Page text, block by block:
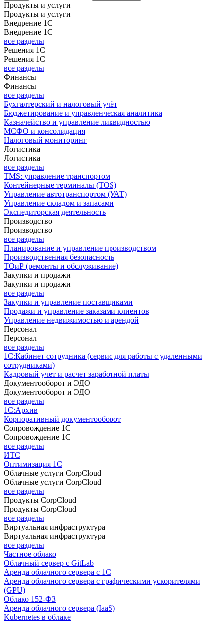
Продукты и услуги
Продукты и услуги
Внедрение 1С
Внедрение 1С
все разделы
Решения 1С
Решения 1С
все разделы
Финансы
Финансы
все разделы
Бухгалтерский и налоговый учёт
Бюджетирование и управленческая аналитика
Казначейство и управление ликвидностью
МСФО и консолидация
Налоговый мониторинг
Логистика
Логистика
все разделы
TMS: управление транспортом
Контейнерные терминалы (TOS)
Управление автотранспортом (УАТ)
Управление складом и запасами
Экспедиторская деятельность
Производство
Производство
все разделы
Планирование и управление производством
Производственная безопасность
ТОиР (ремонты и обслуживание)
Закупки и продажи
Закупки и продажи
все разделы
Закупки и управление поставщиками
Продажи и управление заказами клиентов
Управление недвижимостью и арендой
Персонал
Персонал
все разделы
1С:Кабинет сотрудника (сервис для работы с удаленными
сотрудниками)
Кадровый учет и расчет заработной платы
Документооборот и ЭДО
Документооборот и ЭДО
все разделы
1С:Архив
Корпоративный документооборот
Сопровождение 1С
Сопровождение 1С
все разделы
ИТС
Оптимизация 1С
Облачные услуги CorpCloud
Облачные услуги CorpCloud
все разделы
Продукты CorpCloud
Продукты CorpCloud
все разделы
Виртуальная инфраструктура
Виртуальная инфраструктура
все разделы
Частное облако
Облачный сервер с GitLab
Аренда облачного сервера с 1С
Аренда облачного сервера с графическими ускорителями
(GPU)
Облако 152-ФЗ
Аренда облачного сервера (IaaS)
Kubernetes в облаке